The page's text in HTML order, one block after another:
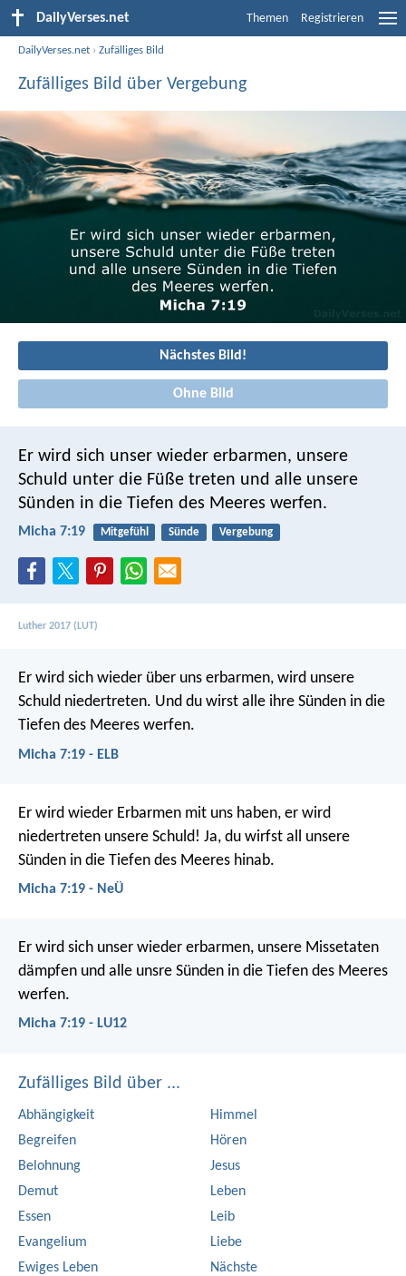
DailyVerses.net Themen Registrieren
DailyVerses.net ›Zufälliges Bild
Zufälliges Bild über Vergebung
Nächstes Bild!
Ohne Bild
Er wird sich unser wieder erbarmen, unsere
Schuld unter die Füße treten und alle unsere
Sünden in die Tiefen des Meeres werfen.
Micha 7:19 Mitgefühl Sünde Vergebung
Luther 2017 (LUT)
Er wird sich wieder über uns erbarmen, wird unsere
Schuld niedertreten. Und du wirst alle ihre Sünden in die
Tiefen des Meeres werfen.
Micha 7:19 - ELB
Er wird wieder Erbarmen mit uns haben, er wird
niedertreten unsere Schuld! Ja, du wirfst all unsere
Sünden in die Tiefen des Meeres hinab.
Micha 7:19 - NeÜ
Er wird sich unser wieder erbarmen, unsere Missetaten
dämpfen und alle unsre Sünden in die Tiefen des Meeres
werfen.
Micha 7:19 - LU12
Zufälliges Bild über ...
Abhängigkeit
Begreifen
Belohnung
Demut
Essen
Evangelium
Ewiges Leben
Himmel
Hören
Jesus
Leben
Leib
Liebe
Nächste